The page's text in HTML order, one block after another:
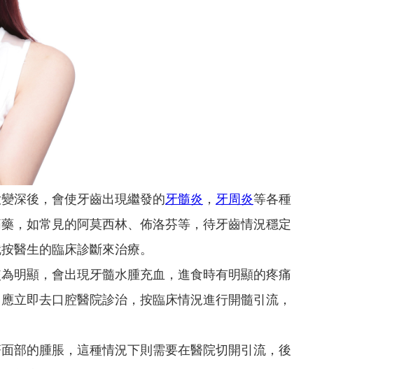
深後，會使牙齒出現繼發的牙髓炎 ， 牙周炎等各種
，如常見的阿莫西林、佈洛芬等，待牙齒情況穩定
醫生的臨床診斷來治療。
顯，會出現牙髓水腫充血，進食時有明顯的疼痛
立即去口腔醫院診治，按臨床情況進行開髓引流，
的腫脹，這種情況下則需要在醫院切開引流，後